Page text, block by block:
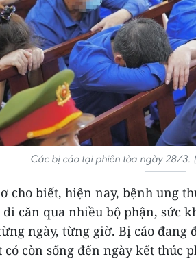
Các bị cáo tại phiên tòa ngày 28/3.
cho biết, hiện nay, bệnh ung
di căn qua nhiều bộ phận, sức
ngày, từng giờ. Bị cáo
còn sống đến ngày kết thúc